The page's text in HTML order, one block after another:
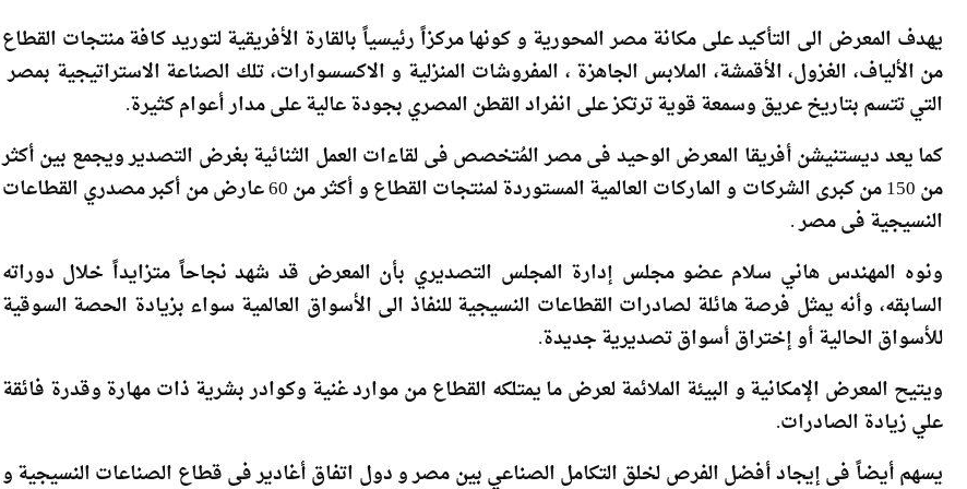
من الألياف، الغزول، الأقمشة، الملابس الجاهزة ، المفروشات المنزلية و الاكسسوارات، تلك الصناعة الاستراتيجية بمصر
التي تتسم بتاريخ عريق وسمعة قوية ترتكز على انفراد القطن المصري بجودة عالية على مدار أعوام كثيرة.
كما يعد ديستنيشن أفريقا المعرض الوحيد فى مصر المُتخصص فى لقاءات العمل الثنائية بغرض التصدير ويجمع بين أكثر
من 150 من كبرى الشركات و الماركات العالمية المستوردة لمنتجات القطاع و أكثر من 60 عارض من أكبر مصدري القطاعات
النسيجية فى مصر .
ونوه المهندس هاني سلام عضو مجلس إدارة المجلس التصديري بأن المعرض قد شهد نجاحاً متزايداً خلال دوراته
السابقه، وأنه يمثل فرصة هائلة لصادرات القطاعات النسيجية للنفاذ الى الأسواق العالمية سواء بزيادة الحصة السوقية
للأسواق الحالية أو إختراق أسواق تصديرية جديدة.
ويتيح المعرض الإمكانية و البيئة الملائمة لعرض ما يمتلكه القطاع من موارد غنية وكوادر بشرية ذات مهارة وقدرة فائقة
علي زيادة الصادرات.
يسهم أيضاً فى إيجاد أفضل الفرص لخلق التكامل الصناعي بين مصر و دول اتفاق أغادير فى قطاع الصناعات النسيجية و
توجيهها الى الأسواق العالمية خاصة الى الاتحاد الأوروبي والولايات المتحدة الأمريكية.